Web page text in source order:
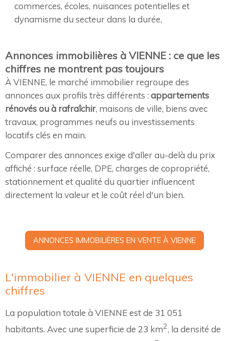
commerces, écoles, nuisances potentielles et
dynamisme du secteur dans la durée,
Annonces immobilières à VIENNE : ce que les
chiffres ne montrent pas toujours
À VIENNE, le marché immobilier regroupe des
annonces aux profils très différents : appartements
rénovés ou à rafraîchir, maisons de ville, biens avec
travaux, programmes neufs ou investissements
locatifs clés en main.
Comparer des annonces exige d'aller au-delà du prix
affiché : surface réelle, DPE, charges de copropriété,
stationnement et qualité du quartier influencent
directement la valeur et le coût réel d'un bien.
ANNONCES IMMOBILIÈRES EN VENTE À VIENNE
L'immobilier à VIENNE en quelques
chiffres
La population totale à VIENNE est de 31 051
habitants. Avec une superficie de 23 km2, la densité de